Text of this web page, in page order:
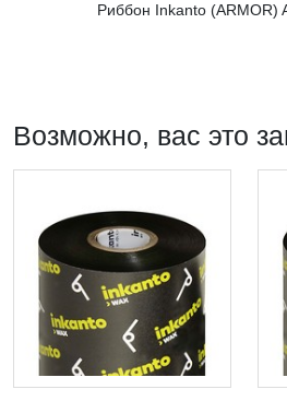
Риббон Inkanto (ARMOR)
Возможно, вас это